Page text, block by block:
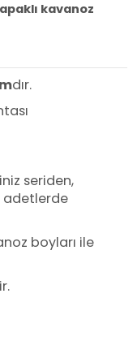
kavanoz
dır.
seriden,
adetlerde
boyları ile